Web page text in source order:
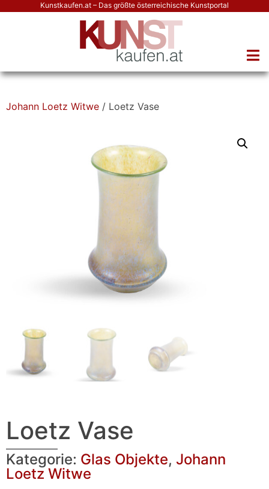
Kunstkaufen.at – Das größte österreichische Kunstportal
Johann Loetz Witwe / Loetz Vase
Loetz Vase
Kategorie: Glas Objekte, Johann
Loetz Witwe